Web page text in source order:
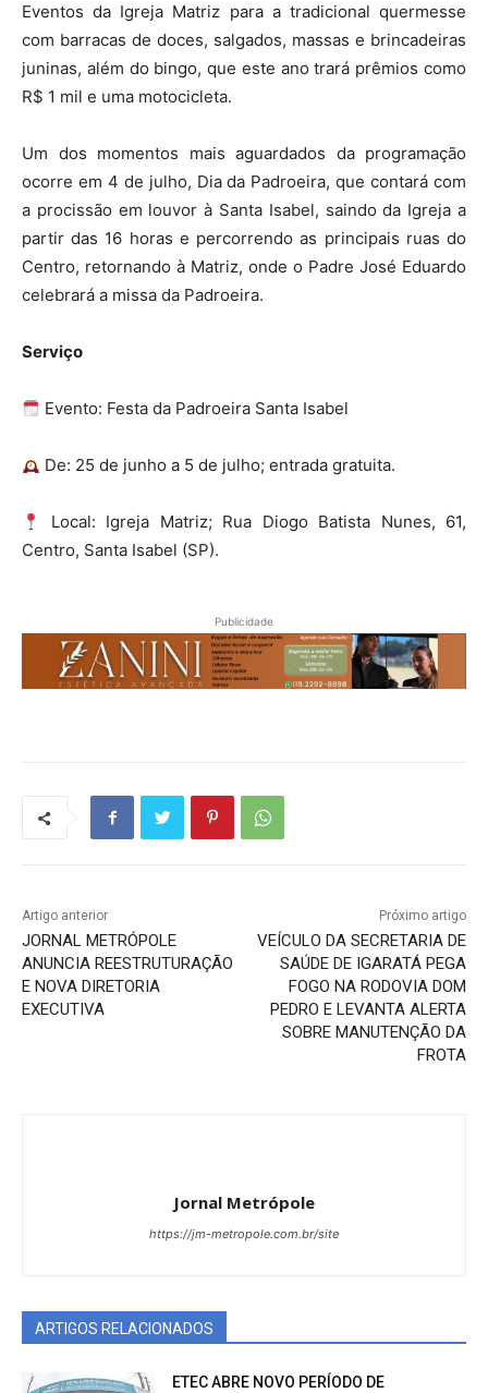
Eventos da Igreja Matriz para a tradicional quermesse
com barracas de doces, salgados, massas e brincadeiras
juninas, além do bingo, que este ano trará prêmios como
R$ 1 mil e uma motocicleta.
Um dos momentos mais aguardados da programação
ocorre em 4 de julho, Dia da Padroeira, que contará com
a procissão em louvor à Santa Isabel, saindo da Igreja a
partir das 16 horas e percorrendo as principais ruas do
Centro, retornando à Matriz, onde o Padre José Eduardo
celebrará a missa da Padroeira.
Serviço
Evento: Festa da Padroeira Santa Isabel
De: 25 de junho a 5 de julho; entrada gratuita.
Local: Igreja Matriz; Rua Diogo Batista Nunes, 61,
Centro, Santa Isabel (SP).
Publicidade
Artigo anterior
JORNAL METRÓPOLE
ANUNCIA REESTRUTURAÇÃO
E NOVA DIRETORIA
EXECUTIVA
Próximo artigo
VEÍCULO DA SECRETARIA DE
SAÚDE DE IGARATÁ PEGA
FOGO NA RODOVIA DOM
PEDRO E LEVANTA ALERTA
SOBRE MANUTENÇÃO DA
FROTA
Jornal Metrópole
https://jm-metropole.com.br/site
ARTIGOS RELACIONADOS
ETEC ABRE NOVO PERÍODO DE